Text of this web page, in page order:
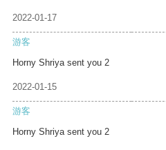
2022-01-17
游客
Horny Shriya sent you 2
2022-01-15
游客
Horny Shriya sent you 2